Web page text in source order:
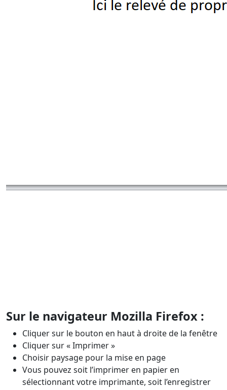
Sur le navigateur Mozilla Firefox :
Cliquer sur le bouton en haut à droite de la fenêtre
Cliquer sur « Imprimer »
Choisir paysage pour la mise en page
Vous pouvez soit l’imprimer en papier en
sélectionnant votre imprimante, soit l’enregistrer